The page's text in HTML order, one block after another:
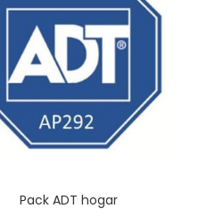
Pack ADT hogar